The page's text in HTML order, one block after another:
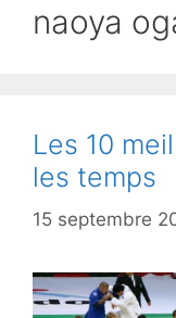
naoya
Les 10
les temps
15 septembre